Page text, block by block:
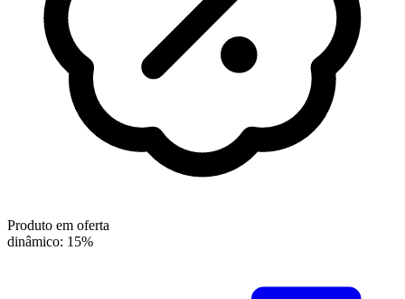
Produto em oferta
dinâmico: 15%